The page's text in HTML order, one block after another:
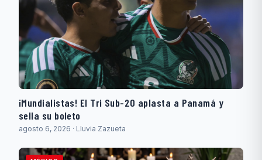
¡Mundialistas! El Tri Sub-20 aplasta a Panamá y
sella su boleto
agosto 6, 2026 · Lluvia Zazueta